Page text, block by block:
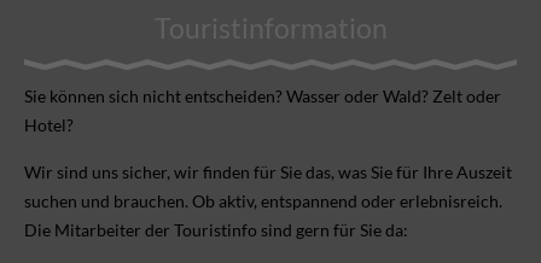
Touristinformation
Sie können sich nicht ent­scheiden? Wasser oder Wald? Zelt oder
Hotel?
Wir sind uns sicher, wir finden für Sie das, was Sie für Ihre Aus­zeit
suchen und brauchen. Ob aktiv, ent­spannend oder erlebnis­reich.
Die Mitarbeiter der Touristinfo sind gern für Sie da: